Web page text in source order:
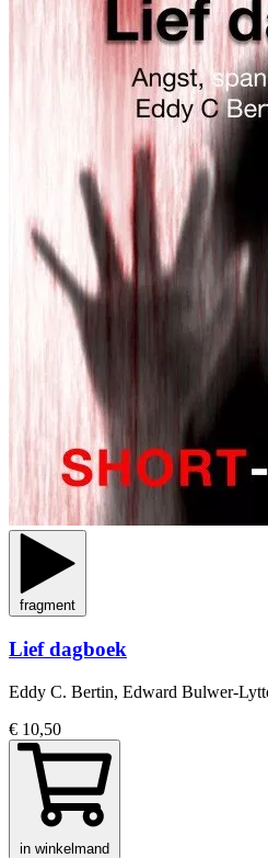
fragment
Lief dagboek
Eddy C. Bertin, Edward Bulwer-
€ 10,50
in winkelmand